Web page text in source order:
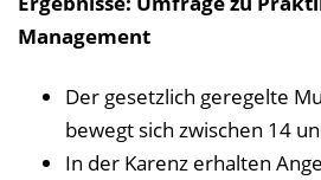
Management
Der gesetzlich geregelte
bewegt sich zwischen 14
In der Karenz erhalten